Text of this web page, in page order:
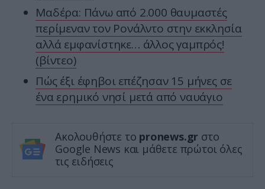
Μαδέρα: Πάνω από 2.000 θαυμαστές
περίμεναν τον Ρονάλντο στην εκκλησία
αλλά εμφανίστηκε… άλλος γαμπρός!
(βίντεο)
Πώς έξι έφηβοι επέζησαν 15 μήνες σε
ένα ερημικό νησί μετά από ναυάγιο
Ακολουθήστε το pronews.gr στο
Google News και μάθετε πρώτοι όλες
τις ειδήσεις